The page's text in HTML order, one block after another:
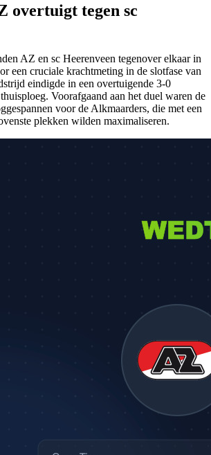
overtuigt tegen sc
AZ en sc Heerenveen tegenover elkaar in
een cruciale krachtmeting in de slotfase van
eindigde in een overtuigende 3-0
Voorafgaand aan het duel waren de
voor de Alkmaarders, die met een
plekken wilden maximaliseren.